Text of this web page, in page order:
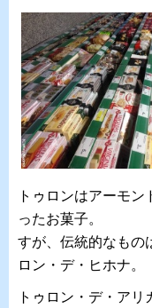
トゥロンはアーモン
ったお菓子。
すが、伝統的なもの
ロン・デ・ヒホナ。
トゥロン・デ・ア